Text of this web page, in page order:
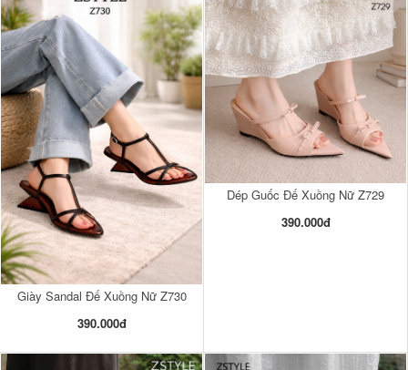
Giày Sandal Đế Xuồng Nữ Z730
390.000đ
Dép Guốc Đế Xuồng Nữ Z729
390.000đ